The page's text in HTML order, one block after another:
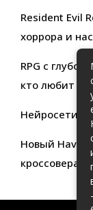
Resident Evil
хоррора и
RPG с
кто любит
Нейросети
Новый Haval
кроссовера